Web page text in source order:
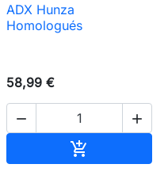
ADX Hunza
Homologués
58,99 €
 
